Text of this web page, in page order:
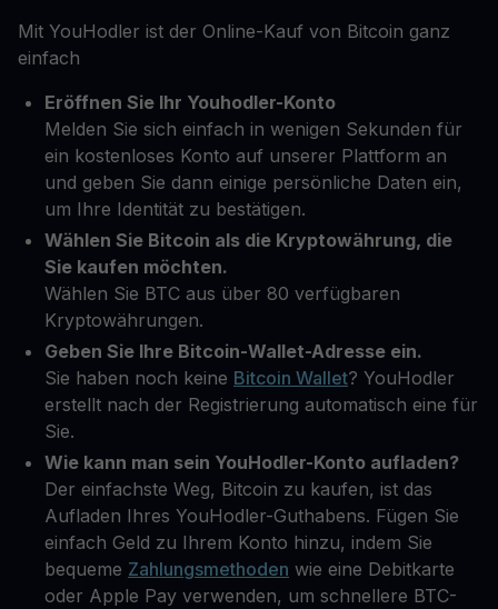
Mit YouHodler ist der Online-Kauf von Bitcoin ganz
einfach
Eröffnen Sie Ihr Youhodler-Konto
Melden Sie sich einfach in wenigen Sekunden für
ein kostenloses Konto auf unserer Plattform an
und geben Sie dann einige persönliche Daten ein,
um Ihre Identität zu bestätigen.
Wählen Sie Bitcoin als die Kryptowährung, die
Sie kaufen möchten.
Wählen Sie BTC aus über 80 verfügbaren
Kryptowährungen.
Geben Sie Ihre Bitcoin-Wallet-Adresse ein.
Sie haben noch keine Bitcoin Wallet? YouHodler
erstellt nach der Registrierung automatisch eine für
Sie.
Wie kann man sein YouHodler-Konto aufladen?
Der einfachste Weg, Bitcoin zu kaufen, ist das
Aufladen Ihres YouHodler-Guthabens. Fügen Sie
einfach Geld zu Ihrem Konto hinzu, indem Sie
bequeme Zahlungsmethoden wie eine Debitkarte
oder Apple Pay verwenden, um schnellere BTC-